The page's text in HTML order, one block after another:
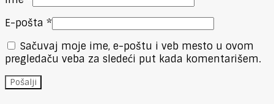
E-pošta *
Sačuvaj moje ime, e-poštu i veb mesto u ovom
pregledaču veba za sledeći put kada komentarišem.